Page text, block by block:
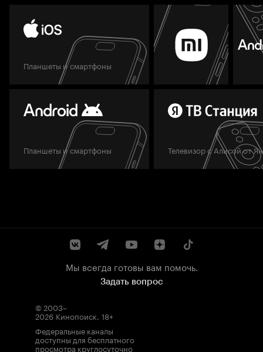
Планшеты и смартфоны
Планшеты и смартфоны Телевизор с Алисой от
Мы всегда готовы вам помочь.
Задать вопрос
© 2003–
2026 Кинопоиск. 18+
Федеральные каналы
доступны для бесплатного
просмотра круглосуточно